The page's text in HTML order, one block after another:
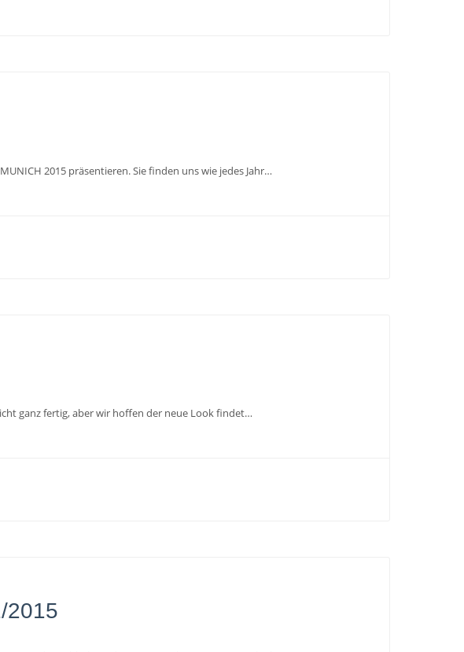
2015 präsentieren. Sie finden uns wie jedes Jahr…
ganz fertig, aber wir hoffen der neue Look findet…
2015